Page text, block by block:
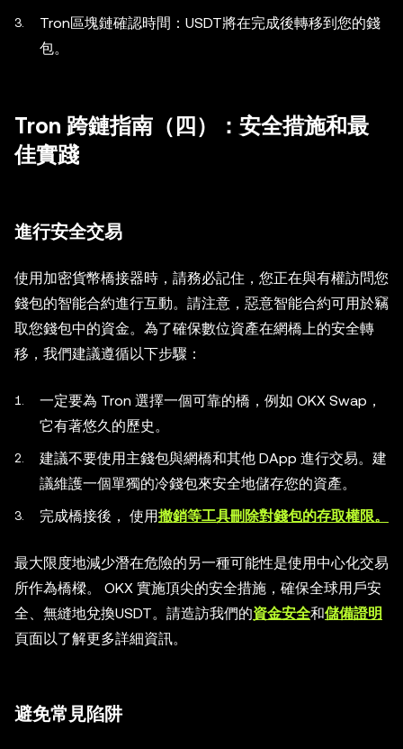
Tron區塊鏈確認時間：USDT將在完成後轉移到您的錢
包。
Tron 跨鏈指南（四）：安全措施和最
佳實踐
進行安全交易
使用加密貨幣橋接器時，請務必記住，您正在與有權訪問您
錢包的智能合約進行互動。請注意，惡意智能合約可用於竊
取您錢包中的資金。為了確保數位資產在網橋上的安全轉
移，我們建議遵循以下步驟：
一定要為 Tron 選擇一個可靠的橋，例如 OKX Swap，
它有著悠久的歷史。
建議不要使用主錢包與網橋和其他 DApp 進行交易。建
議維護一個單獨的冷錢包來安全地儲存您的資產。
完成橋接後， 使用撤銷等工具刪除對錢包的存取權限。
最大限度地減少潛在危險的另一種可能性是使用中心化交易
所作為橋樑。 OKX 實施頂尖的安全措施，確保全球用戶安
全、無縫地兌換USDT。請造訪我們的資金安全和儲備證明
頁面以了解更多詳細資訊。
避免常見陷阱